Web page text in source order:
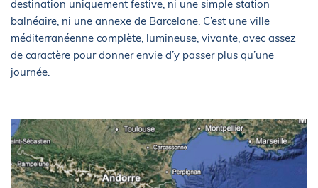
destination uniquement festive, ni une simple station
balnéaire, ni une annexe de Barcelone. C’est une ville
méditerranéenne complète, lumineuse, vivante, avec assez
de caractère pour donner envie d’y passer plus qu’une
journée.